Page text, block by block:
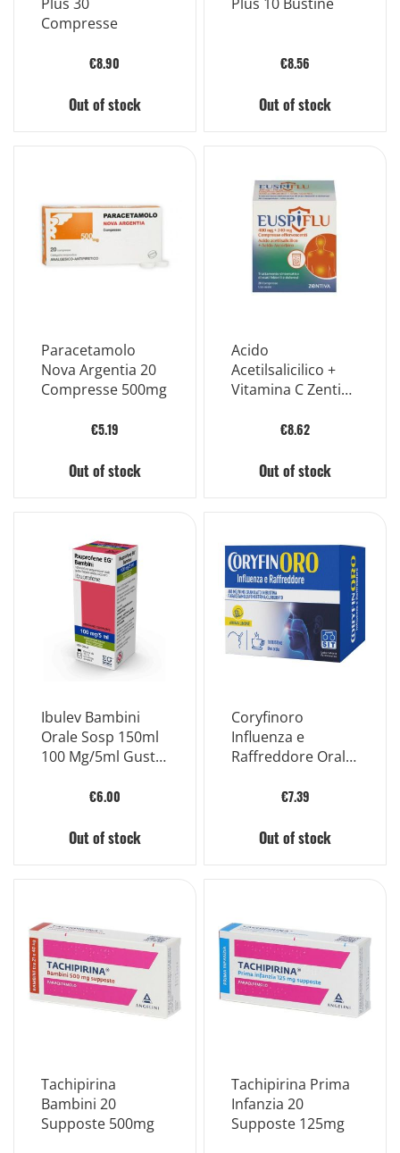
Compresse
€8.90
Out of stock
€8.56
Out of stock
Paracetamolo
Nova Argentia 20
Compresse 500mg
€5.19
Out of stock
Acido
Acetilsalicilico +
Vitamina C Zentiva
Compresse
€8.62
Out of stock
Ibulev Bambini
Orale Sosp 150ml
100 Mg/5ml Gusto
Senzazucchero
€6.00
Out of stock
Coryfinoro
Influenza e
Raffreddore Orale
Mg+ 10mg
€7.39
Out of stock
Tachipirina
Bambini 20
Supposte 500mg
Tachipirina Prima
Infanzia 20
Supposte 125mg